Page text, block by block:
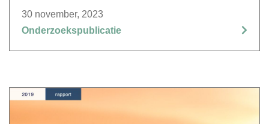
30 november, 2023
Onderzoekspublicatie